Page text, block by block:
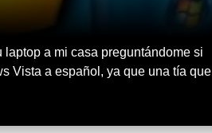
a mi casa preguntándome si
Vista a español, ya que una tía que